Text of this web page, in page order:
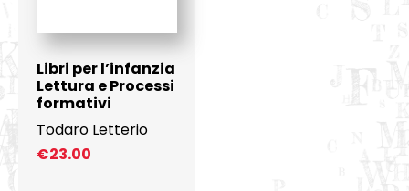
Libri per l’infanzia
Lettura e Processi
formativi
Todaro Letterio
€23.00